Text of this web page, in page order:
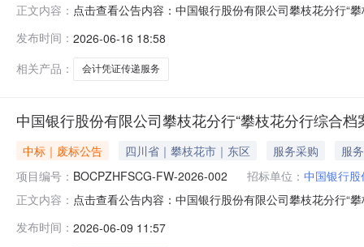
正文内容： 点击查看公告内容：中国银行股份有限公司攀枝花分行“
发布时间： 2026-06-16 18:58
相关产品：
会计凭证传递服务
中国银行股份有限公司攀枝花分行“攀枝花分行综合
中标｜废标公告 四川省｜攀枝花市｜东区 服务采购
服务
项目编号： BOCPZHFSCG-FW-2026-002 招标单位： 中国银行
正文内容： 点击查看公告内容：中国银行股份有限公司攀枝花分行“
发布时间： 2026-06-09 11:57